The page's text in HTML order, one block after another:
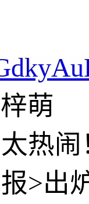
萌
热
>出